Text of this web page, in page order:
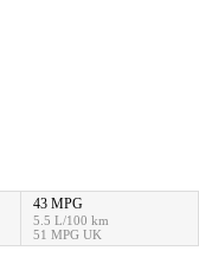
43 MPG
5.5 L/100 km
51 MPG UK